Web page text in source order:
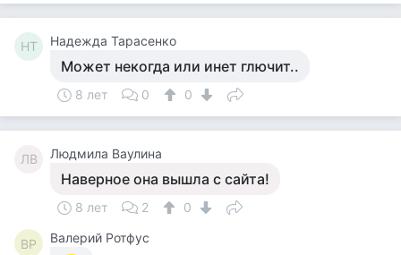
НТ Надежда Тарасенко
Может некогда или инет глючит..
8 лет 0 0
ЛВ Людмила Ваулина
Наверное она вышла с сайта!
8 лет 2 0
ВР
Валерий Ротфус